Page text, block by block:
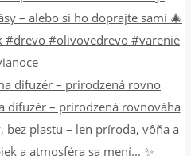
difuzér – prirodzená rovno